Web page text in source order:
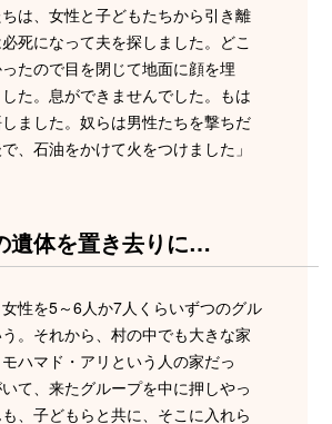
は、女性と子どもたちから引き離
死になって夫を探しました。どこ
たので目を閉じて地面に顔を埋
た。息ができませんでした。もは
ました。奴らは男性たちを撃ちだ
、石油をかけて火をつけました」
遺体を置き去りに…
性を5～6人か7人くらいずつのグル
。それから、村の中でも大きな家
ハマド・アリという人の家だっ
て、来たグループを中に押しやっ
、子どもらと共に、そこに入れら